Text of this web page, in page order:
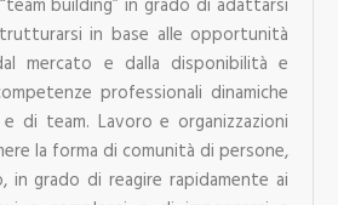
in base alle opportunità
mercato e dalla disponibilità e
professionali dinamiche
di team. Lavoro e organizzazioni
la forma di comunità di persone,
in grado di reagire rapidamente ai